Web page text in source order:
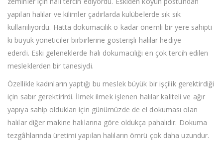
yapılan halılar ve kilimler çadırlarda kulübelerde sık sık
kullanılıyordu. Hatta dokumacılık o kadar önemli bir yere sahipti
ki büyük yöneticiler birbirlerine gösterişli halılar hediye
ederdi. Eski geleneklerde halı dokumacılığı en çok tercih edilen
mesleklerden bir tanesiydi.
Özellikle kadınların yaptığı bu meslek büyük bir işçilik gerektirdiği
için sabır gerektirirdi. İlmek ilmek işlenen halılar kaliteli ve ağır
yapıya sahip oldukları için günümüzde de el dokuması olan
halılar diğer makine halılarına göre oldukça pahalıdır. Dokuma
tezgâhlarında üretimi yapılan halıların ömrü çok daha uzundur.